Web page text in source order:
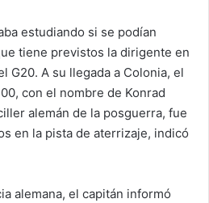
estudiando si se podían
tiene previstos la dirigente en
G20. A su llegada a Colonia, el
con el nombre de Konrad
alemán de la posguerra, fue
en la pista de aterrizaje, indicó
alemana, el capitán informó